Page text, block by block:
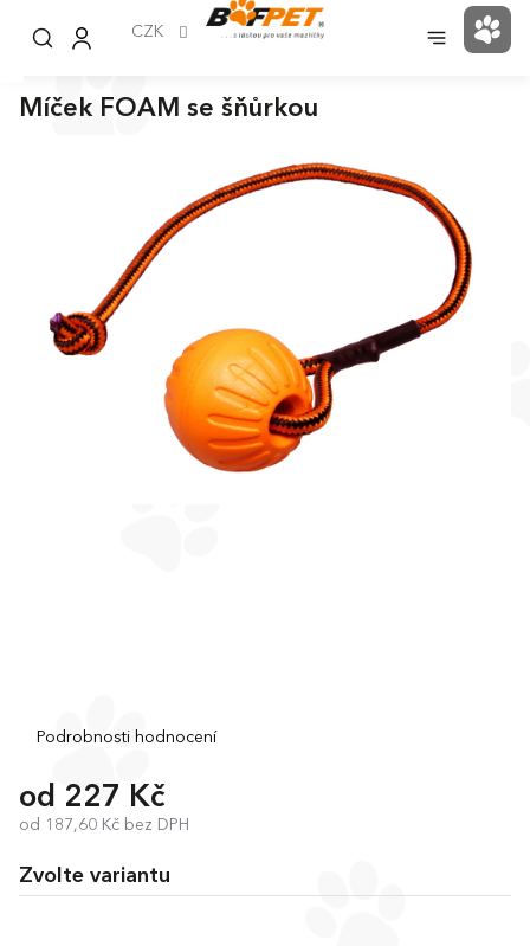
CZK
Míček FOAM se šňůrkou
Průměrné
produktu
je
0,0
5
hvězdiček.
Podrobnosti hodnocení
od 227 Kč
od 187,60 Kč bez DPH
Zvolte variantu